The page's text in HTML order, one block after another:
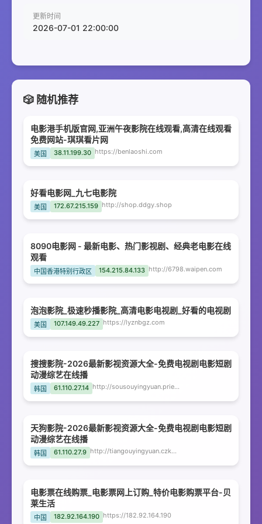
更新时间
2026-07-01 22:00:00
🎲 随机推荐
电影港手机版官网,亚洲午夜影院在线观看,高清在线观看
免费网站-琪琪看片网
美国 38.11.199.30 https://benlaoshi.com
好看电影网_九七电影院
美国 172.67.215.159 http://shop.ddgy.shop
8090电影网 - 最新电影、热门影视剧、经典老电影在线
观看
中国香港特别行政区 154.215.84.133 http://6798.waipen.com
泡泡影院_极速秒播影院_高清电影电视剧_好看的电视剧
美国 107.149.49.227 https://lyznbgz.com
捜捜影院-2026最新影视资源大全-免费电视剧电影短剧
动漫综艺在线播
韩国 61.110.27.14 http://sousouyingyuan.priestfox.com
天狗影院-2026最新影视资源大全-免费电视剧电影短剧
动漫综艺在线播
韩国 61.110.27.9 http://tiangouyingyuan.czkxjr.com
电影票在线购票_电影票网上订购_特价电影购票平台-贝
莱生活
中国 182.92.164.190 https://182.92.164.190